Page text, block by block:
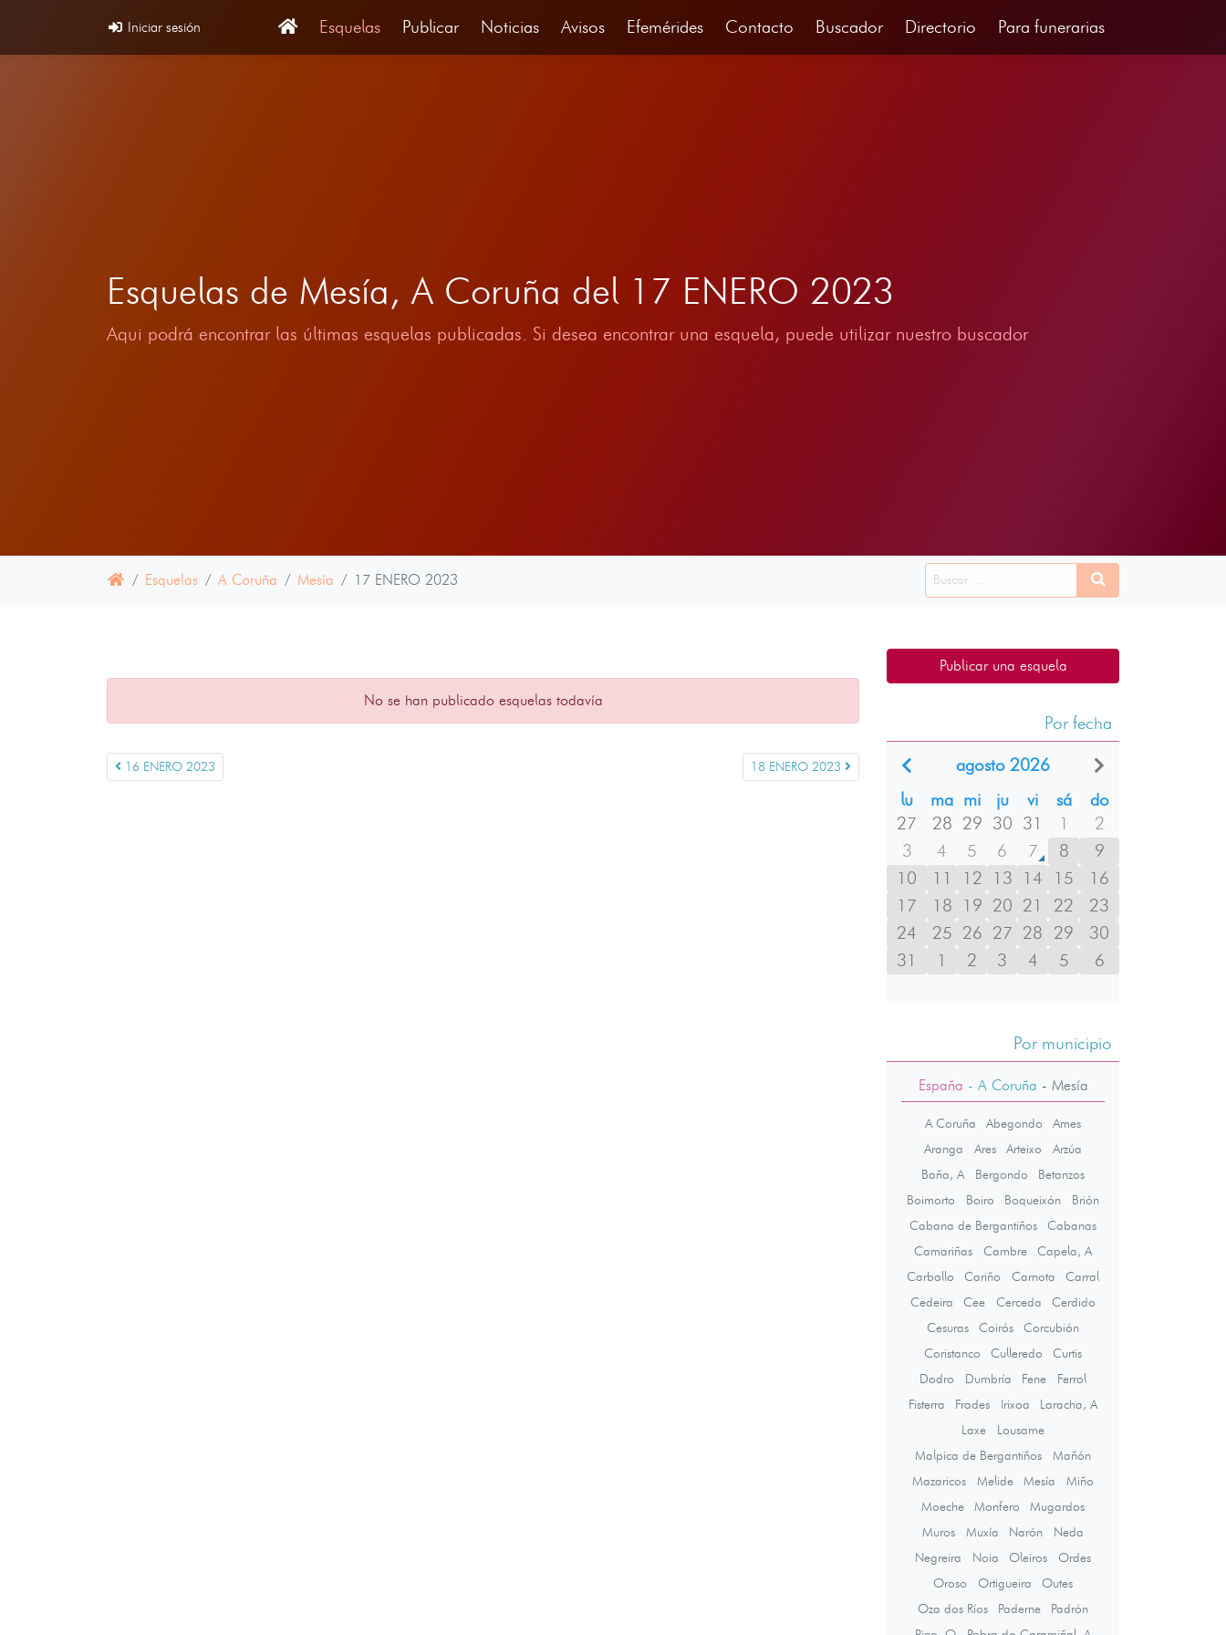
Iniciar sesión Esquelas Publicar Noticias Avisos Efemérides Contacto Buscador Directorio Para funerarias
Esquelas de Mesía, A Coruña del 17 ENERO 2023
Aqui podrá encontrar las últimas esquelas publicadas. Si desea encontrar una esquela, puede utilizar nuestro buscador
Esquelas A Coruña Mesía 17 ENERO 2023
No se han publicado esquelas todavía
16 ENERO 2023 18 ENERO 2023
Publicar una esquela
Por fecha
agosto 2026
lu
ma mi ju vi sá
do
27
28 29 30 31 1
2
3
4 5 6 7 8
9
10
11 12 13 14 15
16
17
18 19 20 21 22
23
24
25 26 27 28 29
30
31
1 2 3 4 5 6
Por municipio
España - A Coruña - Mesía
A Coruña Abegondo
Ames
Aranga
Ares Arteixo
Arzúa
Baña, A
Bergondo
Betanzos
Boimorto
Boiro Boqueixón
Brión
Cabana de Bergantiños
Cabanas
Camariñas
Cambre
Capela, A
Carballo
Cariño Carnota
Carral
Cedeira
Cee Cerceda
Cerdido
Cesuras
Coirós
Corcubión
Coristanco
Culleredo
Curtis
Dodro
Dumbría Fene
Ferrol
Fisterra
Frades Irixoa
Laracha, A
Laxe
Lousame
Malpica de Bergantiños
Mañón
Mazaricos
Melide Mesía
Miño
Moeche
Monfero
Mugardos
Muros
Muxía Narón
Neda
Negreira
Noia Oleiros
Ordes
Oroso
Ortigueira
Outes
Oza dos Ríos
Paderne
Padrón